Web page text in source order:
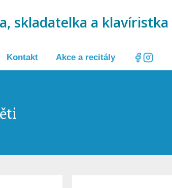
skladatelka a klavíristka
Kontakt Akce a recitály